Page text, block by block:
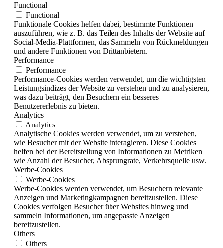
Functional
Functional
Funktionale Cookies helfen dabei, bestimmte Funktionen
auszuführen, wie z. B. das Teilen des Inhalts der Website auf
Social-Media-Plattformen, das Sammeln von Rückmeldungen
und andere Funktionen von Drittanbietern.
Performance
Performance
Performance-Cookies werden verwendet, um die wichtigsten
Leistungsindizes der Website zu verstehen und zu analysieren,
was dazu beiträgt, den Besuchern ein besseres
Benutzererlebnis zu bieten.
Analytics
Analytics
Analytische Cookies werden verwendet, um zu verstehen,
wie Besucher mit der Website interagieren. Diese Cookies
helfen bei der Bereitstellung von Informationen zu Metriken
wie Anzahl der Besucher, Absprungrate, Verkehrsquelle usw.
Werbe-Cookies
Werbe-Cookies
Werbe-Cookies werden verwendet, um Besuchern relevante
Anzeigen und Marketingkampagnen bereitzustellen. Diese
Cookies verfolgen Besucher über Websites hinweg und
sammeln Informationen, um angepasste Anzeigen
bereitzustellen.
Others
Others